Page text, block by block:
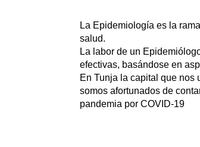
La Epidemiología es la
salud.
La labor de un
efectivas, basándose en
En Tunja la capital que nos
somos afortunados de
pandemia por COVID-19